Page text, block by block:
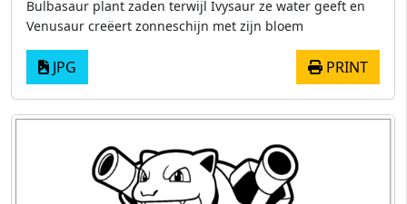
Bulbasaur plant zaden terwijl Ivysaur ze water geeft en
Venusaur creëert zonneschijn met zijn bloem
JPG PRINT